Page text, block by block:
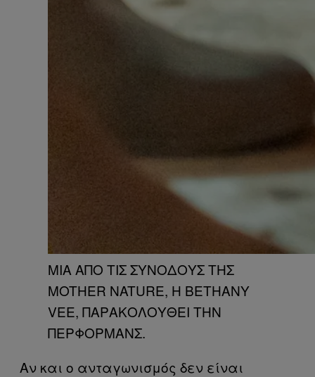
ΜΙΑ ΑΠΟ ΤΙΣ ΣΥΝΟΔΟΥΣ ΤΗΣ
MOTHER NATURE, Η BETHANY
VEE, ΠΑΡΑΚΟΛΟΥΘΕΙ ΤΗΝ
ΠΕΡΦΟΡΜΑΝΣ.
Αν και ο ανταγωνισμός δεν είναι